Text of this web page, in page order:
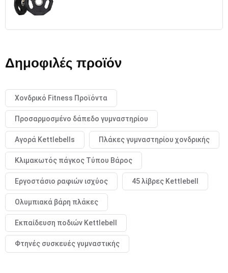
Δημοφιλές προϊόν
Χονδρικό Fitness Προϊόντα
Προσαρμοσμένο δάπεδο γυμναστηρίου
Αγορά Kettlebells Πλάκες γυμναστηρίου χονδρικής
Κλιμακωτός πάγκος Τύπου Βάρος
Εργοστάσιο ραφιών ισχύος 45 λίβρες Kettlebell
Ολυμπιακά βάρη πλάκες
Εκπαίδευση ποδιών Kettlebell
Φτηνές συσκευές γυμναστικής